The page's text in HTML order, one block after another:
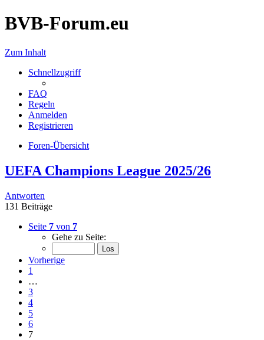
BVB-Forum.eu
Zum Inhalt
Schnellzugriff
FAQ
Regeln
Anmelden
Registrieren
Foren-Übersicht
UEFA Champions League 2025/26
Antworten
131 Beiträge
Seite 7 von 7
Gehe zu Seite:
Vorherige
1
…
3
4
5
6
7